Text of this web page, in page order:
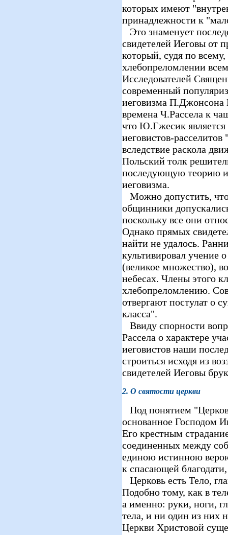
которых имеют
принадлежности к
Это знаменует
свидетелей Иеговы от
который, судя по всему,
хлебопреломлении
Исследователей
современный
иеговизма П.Джонсона
времена Ч.Рассела к
что Ю.Гжесик является
иеговистов-
вследствие раскола
Польский толк
последующую теорию и
иеговизма.
Можно допустить,
общинники
поскольку все они
Однако прямых
найти не удалось.
культивировал учение
(великое множество),
небесах. Члены этого
хлебопреломлению.
отвергают постулат о
класса".
Ввиду спорности
Рассела о характере
иеговистов наши
строиться исходя из
свидетелей Иеговы
2. О святости церкви
Под понятием
основанное Господом
Его крестным
соединенных между
единою истинною
к спасающей
Церковь есть Тело,
Подобно тому, как в
а именно: руки, ноги,
тела, и ни один из них
Церкви Христовой